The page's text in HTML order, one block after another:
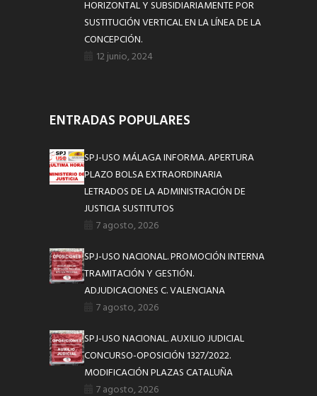
HORIZONTAL Y SUBSIDIARIAMENTE POR
SUSTITUCIÓN VERTICAL EN LA LÍNEA DE LA
CONCEPCIÓN.
12 junio, 2024
ENTRADAS POPULARES
SPJ-USO MÁLAGA INFORMA. APERTURA
PLAZO BOLSA EXTRAORDINARIA
LETRADOS DE LA ADMINISTRACIÓN DE
JUSTICIA SUSTITUTOS
7 agosto, 2026
SPJ-USO NACIONAL. PROMOCIÓN INTERNA
TRAMITACIÓN Y GESTIÓN.
ADJUDICACIONES C. VALENCIANA
7 agosto, 2026
SPJ-USO NACIONAL. AUXILIO JUDICIAL
CONCURSO-OPOSICIÓN 1327/2022.
MODIFICACIÓN PLAZAS CATALUÑA
7 agosto, 2026